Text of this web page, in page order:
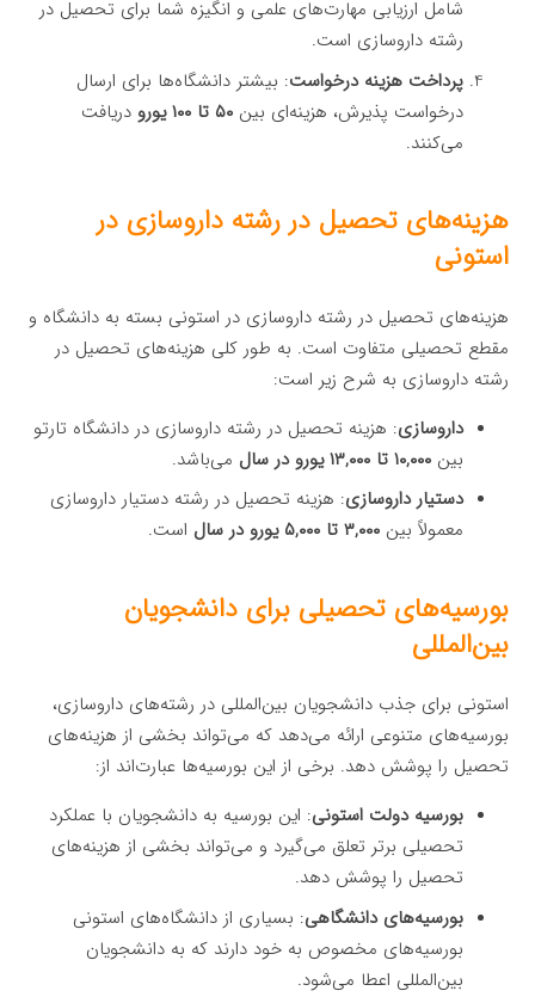
شامل ارزیابی مهارت‌های علمی و انگیزه شما برای تحصیل در
رشته داروسازی است.
پرداخت هزینه درخواست: بیشتر دانشگاه‌ها برای ارسال
درخواست پذیرش، هزینه‌ای بین ۵۰ تا ۱۰۰ یورو
دریافت
می‌کنند.
هزینه‌های تحصیل در رشته داروسازی در
استونی
هزینه‌های تحصیل در رشته داروسازی در استونی بسته به دانشگاه و
مقطع تحصیلی متفاوت است. به طور کلی هزینه‌های تحصیل در
رشته داروسازی به شرح زیر است:
داروسازی: هزینه تحصیل در رشته داروسازی در دانشگاه تارتو
بین ۱۰,۰۰۰ تا ۱۳,۰۰۰ یورو در سال
می‌باشد.
دستیار داروسازی: هزینه تحصیل در رشته دستیار داروسازی
معمولاً بین ۳,۰۰۰ تا ۵,۰۰۰ یورو در سال است.
بورسیه‌های تحصیلی برای دانشجویان
بین‌المللی
استونی برای جذب دانشجویان بین‌المللی در رشته‌های داروسازی،
بورسیه‌های متنوعی ارائه می‌دهد که می‌تواند بخشی از هزینه‌های
تحصیل را پوشش دهد. برخی از این بورسیه‌ها عبارت‌اند از:
بورسیه دولت استونی: این بورسیه به دانشجویان با عملکرد
تحصیلی برتر تعلق می‌گیرد و می‌تواند بخشی از هزینه‌های
تحصیل را پوشش دهد.
بورسیه‌های دانشگاهی: بسیاری از دانشگاه‌های استونی
بورسیه‌های مخصوص به خود دارند که به دانشجویان
بین‌المللی اعطا می‌شود.